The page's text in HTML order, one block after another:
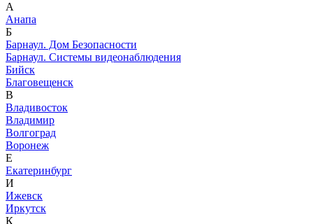
А
Анапа
Б
Барнаул. Дом Безопасности
Барнаул. Системы видеонаблюдения
Бийск
Благовещенск
В
Владивосток
Владимир
Волгоград
Воронеж
Е
Екатеринбург
И
Ижевск
Иркутск
К